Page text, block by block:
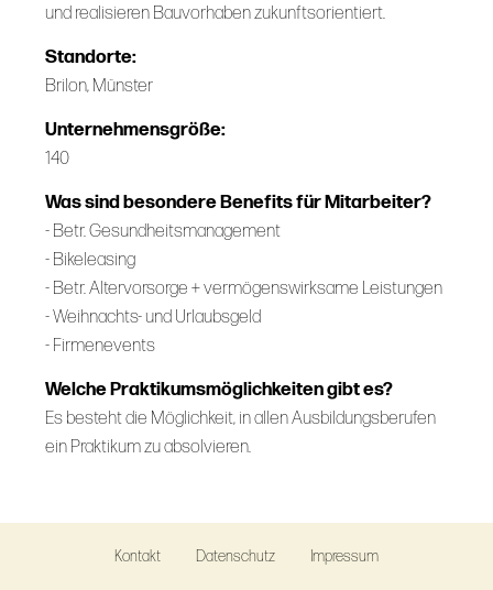
und realisieren Bauvorhaben zukunftsorientiert.
Standorte:
Brilon, Münster
Unternehmensgröße:
140
Was sind besondere Benefits für Mitarbeiter?
- Betr. Gesundheitsmanagement
- Bikeleasing
- Betr. Altervorsorge + vermögenswirksame Leistungen
- Weihnachts- und Urlaubsgeld
- Firmenevents
Welche Praktikumsmöglichkeiten gibt es?
Es besteht die Möglichkeit, in allen Ausbildungsberufen
ein Praktikum zu absolvieren.
Kontakt Datenschutz Impressum